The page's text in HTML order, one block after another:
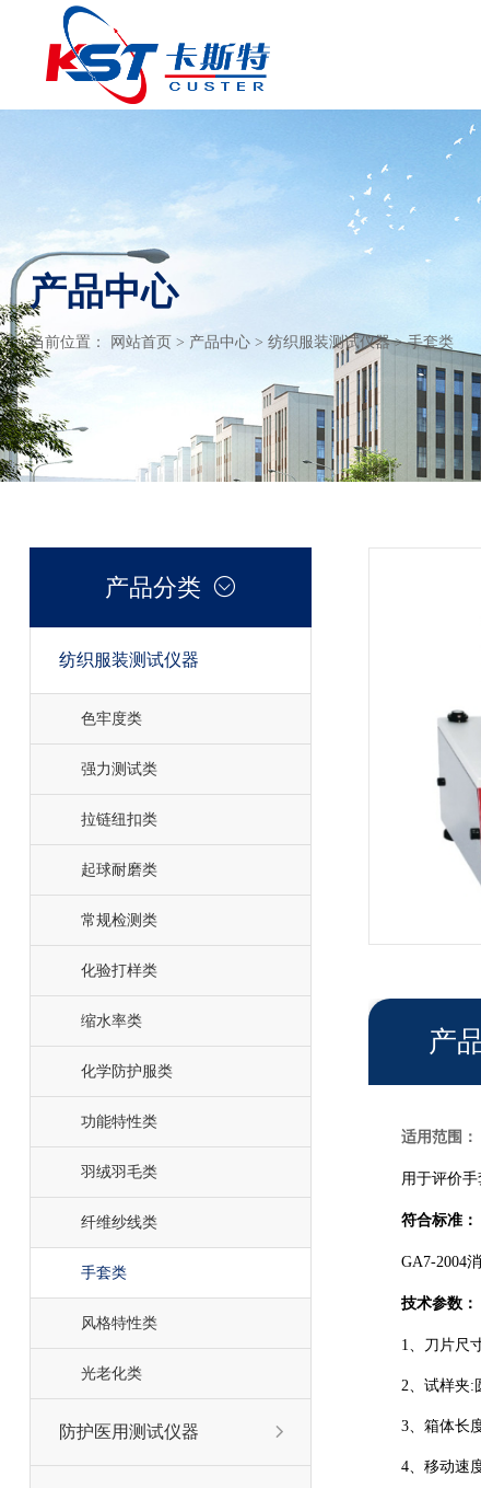
产品中心
当前位置： 网站首页 > 产品中心> 纺织服装测试仪器>手套类
产品分类 
纺织服装测试仪器
色牢度类
强力测试类
拉链纽扣类
起球耐磨类
常规检测类
化验打样类
缩水率类
化学防护服类
功能特性类
羽绒羽毛类
纤维纱线类
手套类
风格特性类
光老化类
防护医用测试仪器 
产
适用范围 ：
用于评价手
符合标准：
GA7-2004
技术参数：
1、刀片尺
2、试样夹:
3、箱体长
4、移动速